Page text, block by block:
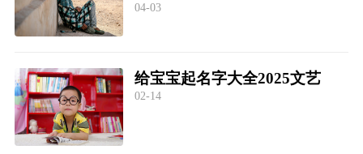
04-03
给宝宝起名字大全2025文艺
02-14